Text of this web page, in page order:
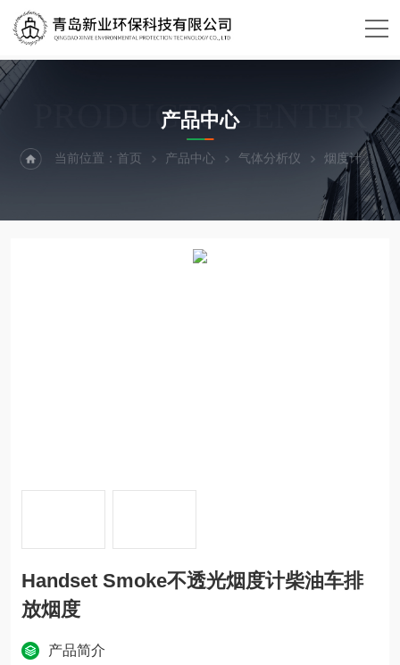
PRODUCTS CENTER
产品中心
当前位置：首页 产品中心 气体分析仪 烟度计
Handset Smoke不透光烟度计柴油车排
放烟度
产品简介